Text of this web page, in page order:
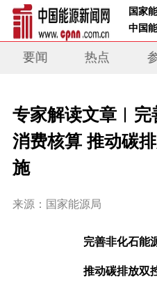
国家
中国
要闻 热点
专家解读文章︱
消费核算 推动碳
施
来源：国家能源局
完善非化石能
推动碳排放双